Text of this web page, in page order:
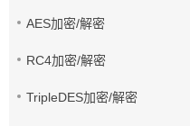
AES加密/解密
RC4加密/解密
TripleDES加密/解密